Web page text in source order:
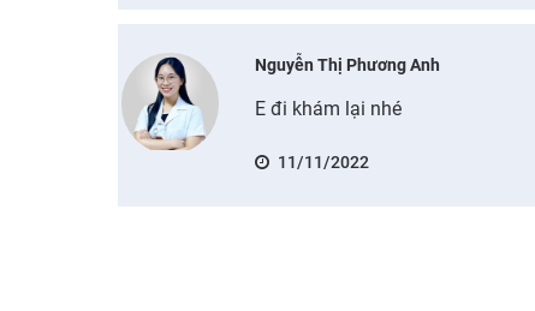
Nguyễn Thị Phương Anh
E đi khám lại nhé
11/11/2022